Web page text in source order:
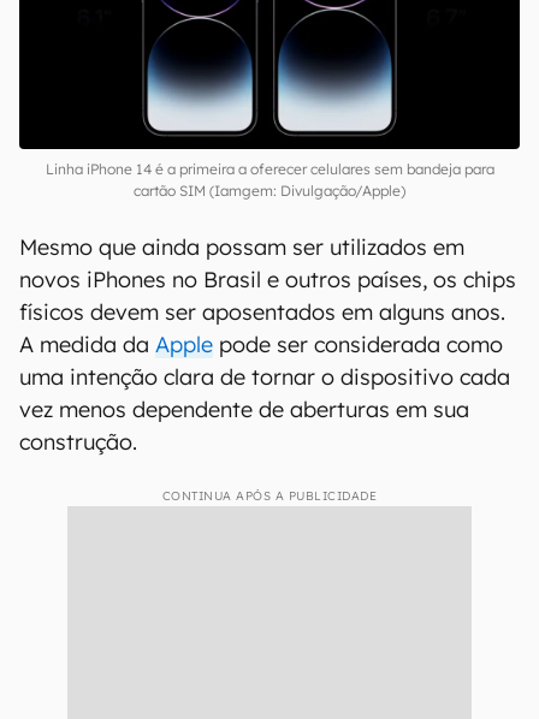
Chips físicos devem perder
espaço no futuro
Linha iPhone 14 é a primeira a oferecer celulares sem bandeja para